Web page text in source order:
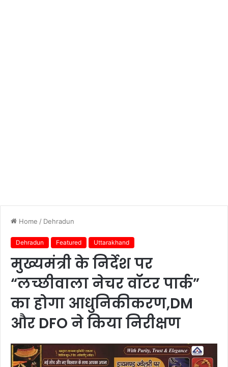
Home / Dehradun
Dehradun Featured Uttarakhand
मुख्यमंत्री के निर्देश पर
“लच्छीवाला नेचर वॉटर पार्क”
का होगा आधुनिकीकरण,DM
और DFO ने किया निरीक्षण